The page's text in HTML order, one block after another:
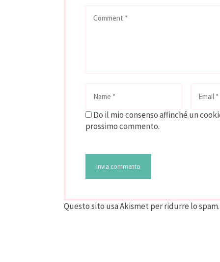
Do il mio consenso affinché un
prossimo commento.
Questo sito usa Akismet per ridurre lo spam.